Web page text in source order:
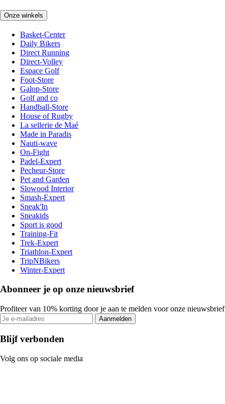
Onze winkels
Basket-Center
Daily Bikers
Direct Running
Direct-Volley
Espace Golf
Foot-Store
Galop-Store
Golf and co
Handball-Store
House of Rugby
La sellerie de Maé
Made in Paradis
Nauti-wave
On-Fight
Padel-Expert
Pecheur-Store
Pet and Garden
Slowood Interior
Smash-Expert
Sneak'In
Sneakids
Sport is good
Training-Fit
Trek-Expert
Triathlon-Expert
TripNBikers
Winter-Expert
Abonneer je op onze nieuwsbrief
Profiteer van 10% korting door je aan te melden voor onze nieuwsbrief
Aanmelden
Blijf verbonden
Volg ons op sociale media